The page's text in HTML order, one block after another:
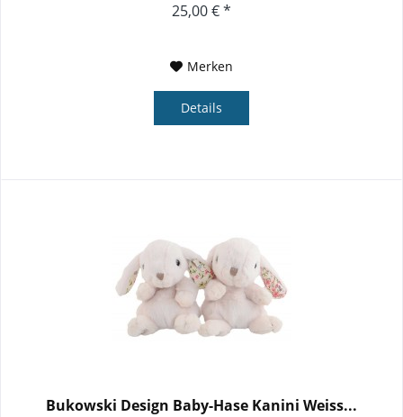
25,00 € *
Merken
Details
Bukowski Design Baby-Hase Kanini Weiss...